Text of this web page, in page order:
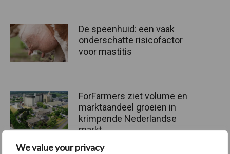
We value your privacy
De speenhuid: een vaak
onderschatte risicofactor
voor mastitis
ForFarmers ziet volume en
marktaandeel groeien in
krimpende Nederlandse
markt